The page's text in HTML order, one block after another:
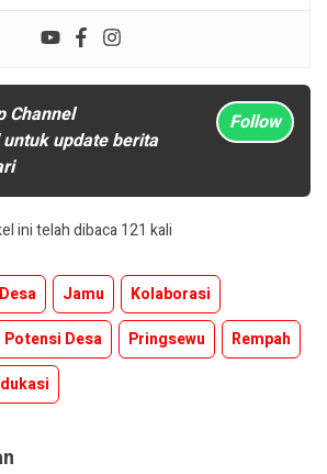
Channel
update berita
Follow
ini telah dibaca 121 kali
Desa Jamu
Kolaborasi
Potensi Desa Pringsewu
Rempah